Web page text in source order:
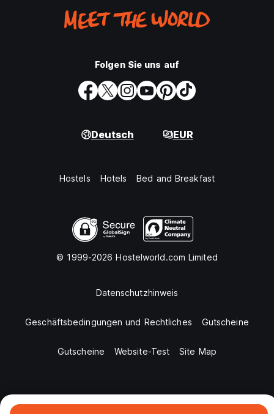
Folgen Sie uns auf
Deutsch EUR
Hostels Hotels Bed and Breakfast
© 1999-2026 Hostelworld.com Limited
Datenschutzhinweis
Geschäftsbedingungen und Rechtliches Gutscheine
Gutscheine Website-Test Site Map